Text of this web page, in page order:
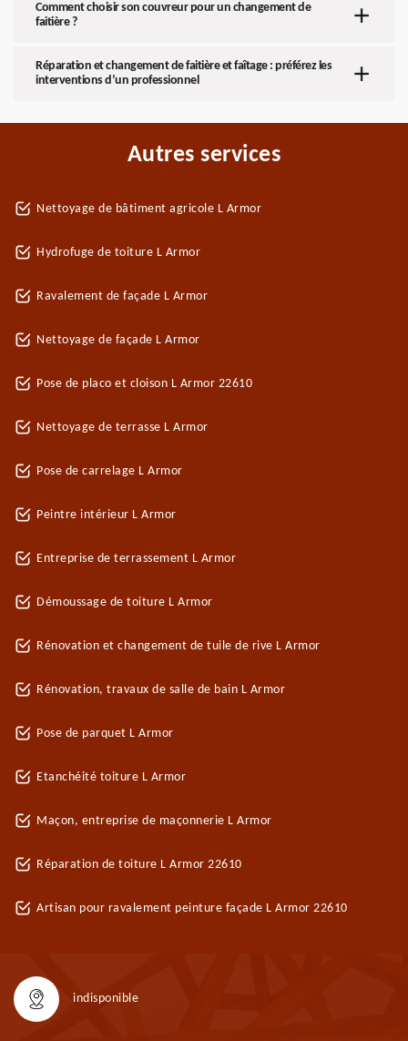
Comment choisir son couvreur pour un changement de
faitière ?
Réparation et changement de faitière et faîtage : préférez les
interventions d’un professionnel
Autres services
Nettoyage de bâtiment agricole L Armor
Hydrofuge de toiture L Armor
Ravalement de façade L Armor
Nettoyage de façade L Armor
Pose de placo et cloison L Armor 22610
Nettoyage de terrasse L Armor
Pose de carrelage L Armor
Peintre intérieur L Armor
Entreprise de terrassement L Armor
Démoussage de toiture L Armor
Rénovation et changement de tuile de rive L Armor
Rénovation, travaux de salle de bain L Armor
Pose de parquet L Armor
Etanchéité toiture L Armor
Maçon, entreprise de maçonnerie L Armor
Réparation de toiture L Armor 22610
Artisan pour ravalement peinture façade L Armor 22610
indisponible